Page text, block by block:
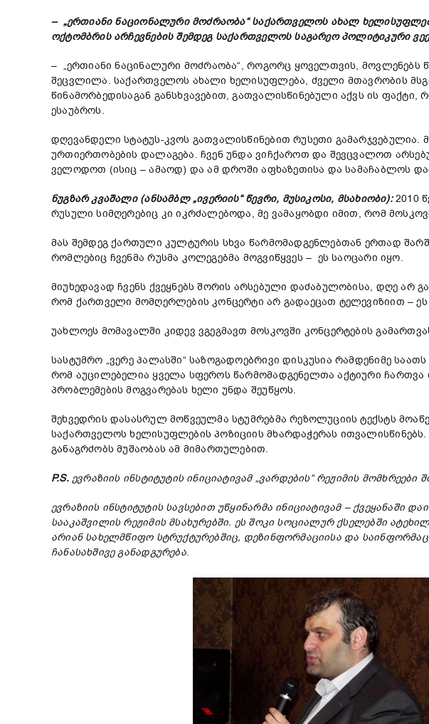
– „ერთიანი ნაციონალური მოძრაობა“ საქართველოს ახალ
ოქტომბრის არჩევნების შემდეგ საქართველოს საგარეო პოლიტიკური
– „ერთიანი ნაცინალური მოძრაობა“, როგორც ყოველთვის, მოვლენებს
შეცვლილა. საქართველოს ახალი ხელისუფლება, ძველი მთავრობის
წინამორბედისაგან განსხვავებით, გათვალისწინებული აქვს ის
ესაუბროს.
დღევანდელი სტატუს-კვოს გათვალისწინებით რუსეთი
ურთიერთობების დალაგება. ჩვენ უნდა ვიჩქაროთ და შევცვალოთ
ველოდოთ (ისიც – ამაოდ) და ამ დროში აფხაზეთისა და სამაჩაბლოს
ნუგზარკვაშალი (ანსამბლ „ივერიის“ წევრი, მუსიკოსი, მსახიობი): 2010
რუსული სიმღერებიც კი იკრძალებოდა, მე ვამაყობდი იმით, რომ
მას შემდეგ ქართული კულტურის სხვა წარმომადგენლებთან ერთად
რომლებიც ჩვენმა რუსმა კოლეგებმა მოგვიწყვეს – ეს საოცარი იყო.
მიუხედავად ჩვენს ქვეყნებს შორის არსებული დაძაბულობისა, დღე
რომ ქართველი მომღერლების კონცერტი არ გადაეცათ ტელევიზიით –
უახლოეს მომავალში კიდევ ვგეგმავთ მოსკოვში კონცერტების
სასტუმრო „ვერე პალასში“ საზოგადოებრივი დისკუსია რამდენიმე
რომ აუცილებელია ყველა სფეროს წარმომადგენელთა აქტიური
პრობლემების მოგვარებას ხელი უნდა შეუწყოს.
შეხვედრის დასასრულ მოწვეულმა სტუმრებმა რეზოლუციის ტექსტს
საქართველოს ხელისუფლების პოზიციის მხარდაჭერას
განაგრძობს მუშაობას ამ მიმართულებით.
P.S. ევრაზიის ინსტიტუტის ინიციატივამ „ვარდების“ რეჟიმის მომხრეები
ევრაზიის ინსტიტუტის სავსებით უწყინარმა ინიციატივამ –
სააკაშვილის რეჟიმის მსახურებში. ეს შოკი სოციალურ ქსელებში
არიან სახელმწიფო სტრუქტურებშიც, დეზინფორმაციისა და
ჩანასახშივე განადგურება.